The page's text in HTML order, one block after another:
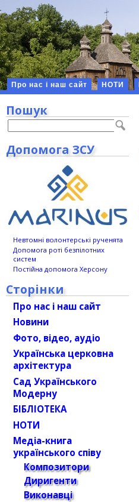
Про нас і наш сайт НОТИ
Пошук
Допомога ЗСУ
Невтомні волонтерські рученята
Допомога роті безпілотних
систем
Постійна допомога Херсону
Сторінки
Про нас і наш сайт
Новини
Фото, відео, аудіо
Українська церковна
архітектура
Сад Українського
Модерну
БІБЛІОТЕКА
НОТИ
Медіа-книга
українського співу
Композитори
Диригенти
Виконавці